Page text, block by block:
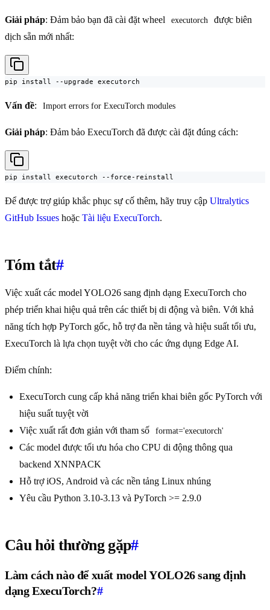
Giải pháp: Đảm bảo bạn đã cài đặt wheel executorch
được biên
dịch sẵn mới nhất:
pip install --upgrade executorch
Vấn đề: Import errors for ExecuTorch modules
Giải pháp: Đảm bảo ExecuTorch đã được cài đặt đúng cách:
pip install executorch --force-reinstall
Để được trợ giúp khắc phục sự cố thêm, hãy truy cập Ultralytics
GitHub Issues hoặc Tài liệu ExecuTorch.
Tóm tắt#
Việc xuất các model YOLO26 sang định dạng ExecuTorch cho
phép triển khai hiệu quả trên các thiết bị di động và biên. Với khả
năng tích hợp PyTorch gốc, hỗ trợ đa nền tảng và hiệu suất tối ưu,
ExecuTorch là lựa chọn tuyệt vời cho các ứng dụng Edge AI.
Điểm chính:
ExecuTorch cung cấp khả năng triển khai biên gốc PyTorch với
hiệu suất tuyệt vời
Việc xuất rất đơn giản với tham số
format='executorch'
Các model được tối ưu hóa cho CPU di động thông qua
backend XNNPACK
Hỗ trợ iOS, Android và các nền tảng Linux nhúng
Yêu cầu Python 3.10-3.13 và PyTorch >= 2.9.0
Câu hỏi thường gặp#
Làm cách nào để xuất model YOLO26 sang định
dạng ExecuTorch?#